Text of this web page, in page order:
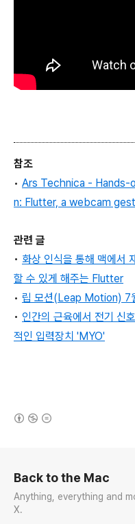
참조
• Ars Technica - Hands-
n: Flutter, a webcam
관련 글
• 화상 인식을 통해 맥에서
할 수 있게 해주는 Flutter
• 립 모션(Leap Motion) 7
• 인간의 근육에서 전기 신
적인 입력장치 'MYO'
Back to the Mac
Anything, everything and
X.